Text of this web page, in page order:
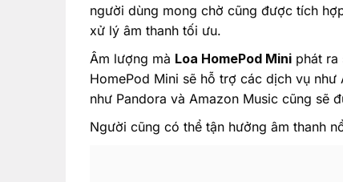
người dùng mong chờ cũng được tích
xử lý âm thanh tối ưu.
Âm lượng mà Loa HomePod Mini phát ra
HomePod Mini sẽ hỗ trợ các dịch vụ
như Pandora và Amazon Music cũng sẽ
Người cũng có thể tận hưởng âm thanh